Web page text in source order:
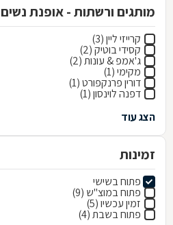
מותגים ורשתות - אופנת נשים
קרייזי ליין (3)
קסידי בוטיק (2)
ג'אמפ & עונות (2)
מקימי (1)
דורין פרנקפורט (1)
דפנה לוינסון (1)
הצג עוד
זמינות
פתוח בשישי
פתוח במוצ"ש (9)
זמין עכשיו (5)
פתוח בשבת (4)